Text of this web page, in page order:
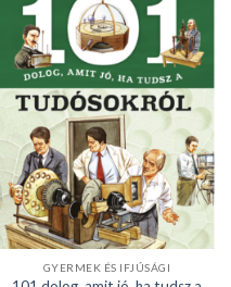
GYERMEK ÉS IFJÚSÁGI